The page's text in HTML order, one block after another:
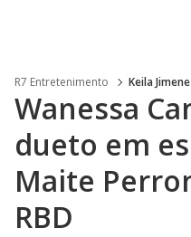
R7 Entretenimento Keila
Wanessa
dueto em
Maite
RBD